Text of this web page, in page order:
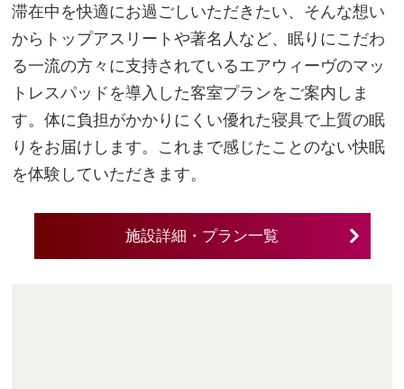
滞在中を快適にお過ごしいただきたい、そんな想い
からトップアスリートや著名人など、眠りにこだわ
る一流の方々に支持されているエアウィーヴのマッ
トレスパッドを導入した客室プランをご案内しま
す。体に負担がかかりにくい優れた寝具で上質の眠
りをお届けします。これまで感じたことのない快眠
を体験していただきます。
施設詳細・プラン一覧